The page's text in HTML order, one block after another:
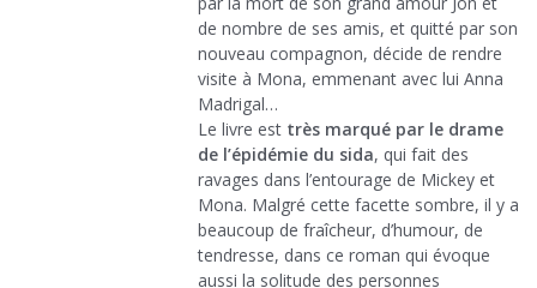
de nombre de ses amis, et quitté par son
nouveau compagnon, décide de rendre
visite à Mona, emmenant avec lui Anna
Madrigal…
Le livre est très marqué par le drame
de l’épidémie du sida, qui fait des
ravages dans l’entourage de Mickey et
Mona. Malgré cette facette sombre, il y a
beaucoup de fraîcheur, d’humour, de
tendresse, dans ce roman qui évoque
aussi la solitude des personnes